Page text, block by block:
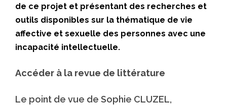
de ce projet et présentant des recherches et
outils disponibles sur la thématique de vie
affective et sexuelle des personnes avec une
incapacité intellectuelle.
Accéder à la revue de littérature
Le point de vue de Sophie CLUZEL,